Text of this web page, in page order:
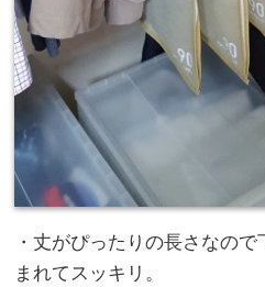
・丈がぴったりの長さなの
まれてスッキリ。